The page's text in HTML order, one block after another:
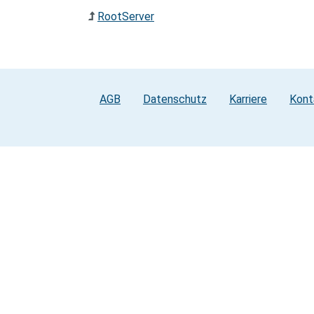
RootServer
AGB Datenschutz Karriere